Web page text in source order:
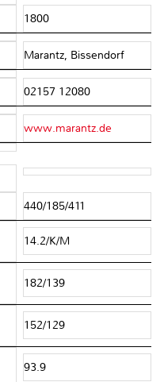
1800
Marantz, Bissendorf
02157 12080
www.marantz.de
440/185/411
14.2/K/M
182/139
152/129
93.9